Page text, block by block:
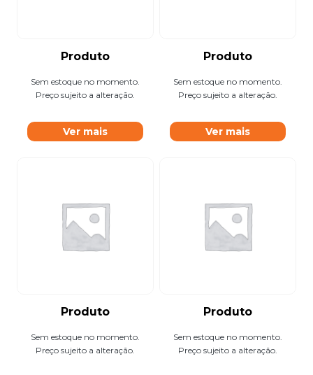
Produto
Sem estoque no momento.
Preço sujeito a alteração.
Ver mais
Produto
Sem estoque no momento.
Preço sujeito a alteração.
Ver mais
Produto
Sem estoque no momento.
Preço sujeito a alteração.
Produto
Sem estoque no momento.
Preço sujeito a alteração.